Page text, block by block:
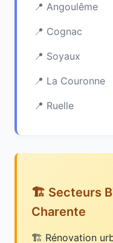
Angoulême
Cognac
Soyaux
La Couronne
Ruelle
🏗️ Secteurs
Charente
Rénovation